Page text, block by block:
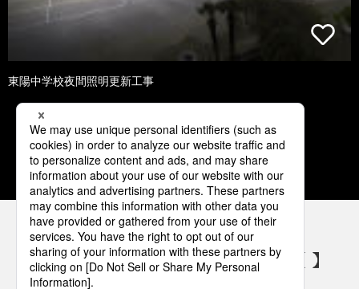
東陽中学校夜間照明更新工事
1 2 3 4
パナソニックの電気設備 SNSアカウント